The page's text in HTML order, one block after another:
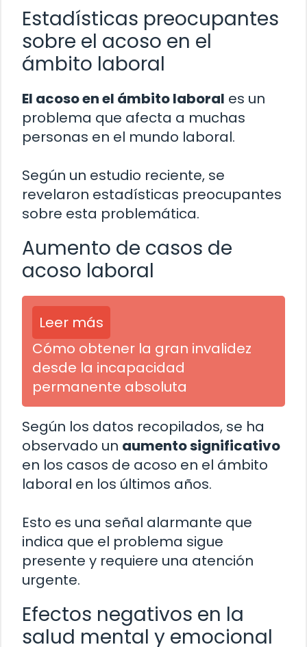
Estadísticas preocupantes
sobre el acoso en el
ámbito laboral
El acoso en el ámbito laboral es un
problema que afecta a muchas
personas en el mundo laboral.
Según un estudio reciente, se
revelaron estadísticas preocupantes
sobre esta problemática.
Aumento de casos de
acoso laboral
Leer más
Cómo obtener la gran invalidez
desde la incapacidad
permanente absoluta
Según los datos recopilados, se ha
observado un aumento significativo
en los casos de acoso en el ámbito
laboral en los últimos años.
Esto es una señal alarmante que
indica que el problema sigue
presente y requiere una atención
urgente.
Efectos negativos en la
salud mental y emocional